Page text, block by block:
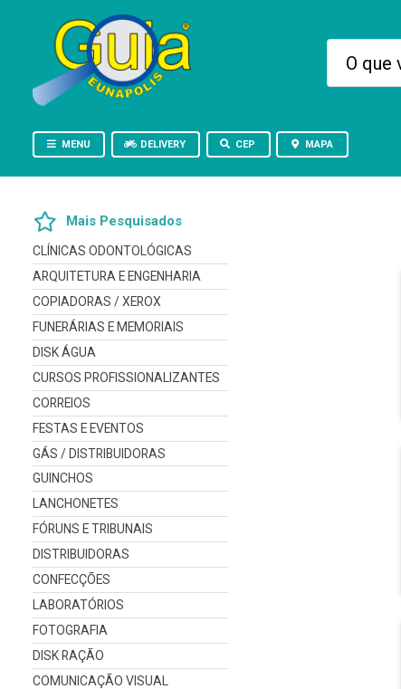
MENU DELIVERY CEP MAPA
Mais Pesquisados
CLÍNICAS ODONTOLÓGICAS
ARQUITETURA E ENGENHARIA
COPIADORAS / XEROX
FUNERÁRIAS E MEMORIAIS
DISK ÁGUA
CURSOS PROFISSIONALIZANTES
CORREIOS
FESTAS E EVENTOS
GÁS / DISTRIBUIDORAS
GUINCHOS
LANCHONETES
FÓRUNS E TRIBUNAIS
DISTRIBUIDORAS
CONFECÇÕES
LABORATÓRIOS
FOTOGRAFIA
DISK RAÇÃO
COMUNICAÇÃO VISUAL